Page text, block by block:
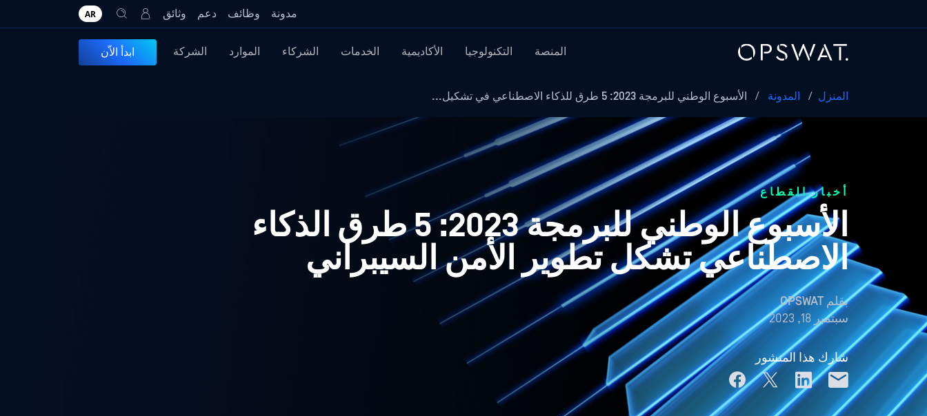
مدونة وظائف دعم وثائق AR
المنصة التكنولوجيا الأكاديمية الخدمات الشركاء الموارد الشركة ابدأ الاّن
المنزل / المدونة / الأسبوع الوطني للبرمجة 2023: 5 طرق للذكاء الاصطناعي في تشكيل...
أخبار القطاع
الأسبوع الوطني للبرمجة 2023: 5 طرق الذكاء
الاصطناعي تشكل تطوير الأمن السيبراني
بقلم OPSWAT
سبتمبر 18, 2023
شارك هذا المنشور